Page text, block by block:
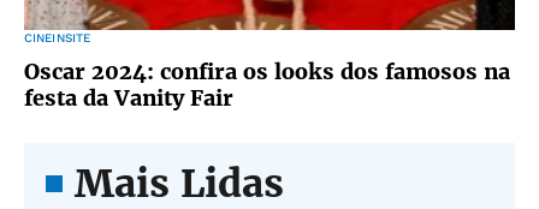
CINEINSITE
Oscar 2024: confira os looks dos famosos na
festa da Vanity Fair
Mais Lidas